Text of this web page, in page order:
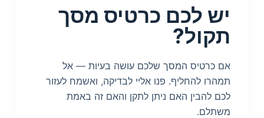
יש לכם כרטיס מסך
תקול?
אם כרטיס המסך שלכם עושה בעיות — אל
תמהרו להחליף. פנו אליי לבדיקה, ואשמח לעזור
לכם להבין האם ניתן לתקן והאם זה באמת
משתלם.